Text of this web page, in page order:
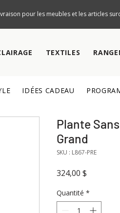
pour les meubles et les articles
TEXTILES
IDÉES CADEAU
Plante
Grand
SKU : L867-PRE
324,00 $
Quantité *